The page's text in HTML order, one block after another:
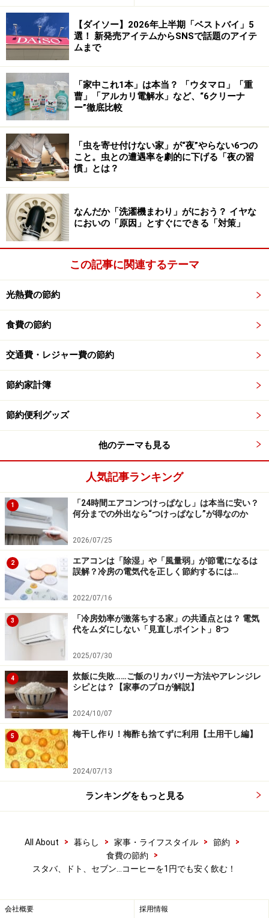
で、ショート（240ml）が280円、トール（350ml）が
320円、グランデ（470ml）が360円、ベンティ
（590ml）が400円。これらどのサイズでも100円でおか
わりができるので、大きいサイズのほうがお得になりま
す。
・プリペイドカードチャージで無料ドリンク券
不定期ですが、スターバックスのプリペイドカードに
5000円以上チャージすると１杯無料ドリンク券をもらえ
るというキャンペーンをやっていることがあります。
この無料ドリンク券は1000円（税抜き926円）分までド
リンクのサイズ自由でカスタマイズ（トッピング）も何
点でもOKとなっていますので、5000円のチャージに対
しては20％還元されている形になります。
プリペイドカードへのチャージで無料ドリンク券がもらえる
期間もある
1回のチャージが5000円以上という形なので複数回でも
もっていればチャージした分、無料のドリンク券をもら
うことができます。
・タンブラーやボトルを買ってもらう無料ドリンク券
ルを購入しても無料のドリンクチケットをもらえます。
こちらのチケットをタンブラーと一緒に持っていくと好
そのため少々値が張ると思われがちなスターバックスの
タンブラーも、この無料ドリンクチケットで最大サイズ
のドリンクをオーダーすればその分お得なわけです。
スターバックスで販売されている低価格のカップなどに
はこの無料ドリンクチケットはついていないのでご注意
ください。
コンビニのコーヒーとスターバックスのコ
ーヒーどちらがお得？
ご紹介したように、スターバックスにはさまざまな割引
があります。とくにドリップコーヒーを100円でおかわ
りできるサービスを利用するとかなり割安になります。
ここで比較してみたいのがコンビニのコーヒーとスター
バックスのコーヒーです。
セブン-イレブンのホットコーヒーはレギュラーが100円
スターバックスのドリップコーヒーを税込みにするとシ
ョート（240ml）が302円、トール（350ml）が345円、
円。
【ダイソー】2026年上半期「ベストバイ」5
選！ 新発売アイテムからSNSで話題のアイテ
ムまで
「家中これ1本」は本当？ 「ウタマロ」「重
曹」「アルカリ電解水」など、“6クリーナ
ー”徹底比較
「虫を寄せ付けない家」が“夜”やらない6つの
こと。虫との遭遇率を劇的に下げる「夜の習
慣」とは？
なんだか「洗濯機まわり」がにおう？ イヤな
においの「原因」とすぐにできる「対策」
この記事に関連するテーマ
光熱費の節約
食費の節約
交通費・レジャー費の節約
節約家計簿
節約便利グッズ
他のテーマも見る
人気記事ランキング
1
「24時間エアコンつけっぱなし」は本当に安い？
何分までの外出なら“つけっぱなし”が得なのか
2026/07/25
2
エアコンは「除湿」や「風量弱」が節電になるは
誤解？冷房の電気代を正しく節約するには…
2022/07/16
3
「冷房効率が激落ちする家」の共通点とは？ 電気
代をムダにしない「見直しポイント」8つ
2025/07/30
4
炊飯に失敗……ご飯のリカバリー方法やアレンジレ
シピとは？【家事のプロが解説】
2024/10/07
5 梅干し作り！梅酢も捨てずに利用【土用干し編】
2024/07/13
ランキングをもっと見る
All About > 暮らし > 家事・ライフスタイル > 節約
>
食費の節約
>
スタバ、ドト、セブン…コーヒーを1円でも安く飲む！
会社概要 採用情報